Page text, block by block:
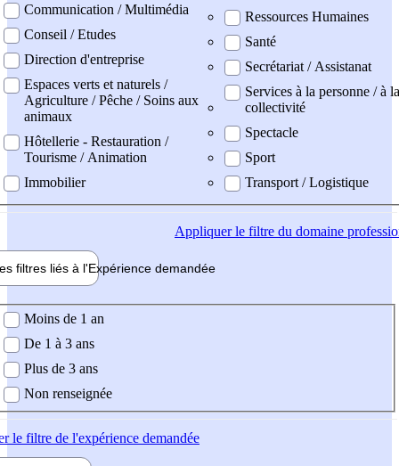
Communication / Multimédia
Conseil / Etudes
Direction d'entreprise
Espaces verts et naturels /
Agriculture / Pêche / Soins aux
animaux
Hôtellerie - Restauration /
Tourisme / Animation
Immobilier
Ressources Humaines
Santé
Secrétariat / Assistanat
Services à la personne / à la
collectivité
Spectacle
Sport
Transport / Logistique
Appliquerle filtre du domaine
filtres liés à l'Expérience demandée
demandée
Moins de 1 an
De 1 à 3 ans
Plus de 3 ans
Non renseignée
le filtre de l'expérience demandée